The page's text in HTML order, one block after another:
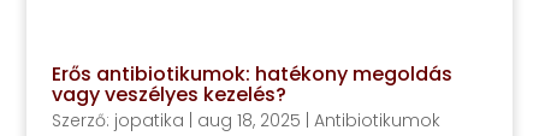
Erős antibiotikumok: hatékony megoldás
vagy veszélyes kezelés?
Szerző: jopatika | aug 18, 2025 | Antibiotikumok